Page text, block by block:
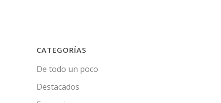
CATEGORÍAS
De todo un poco
Destacados